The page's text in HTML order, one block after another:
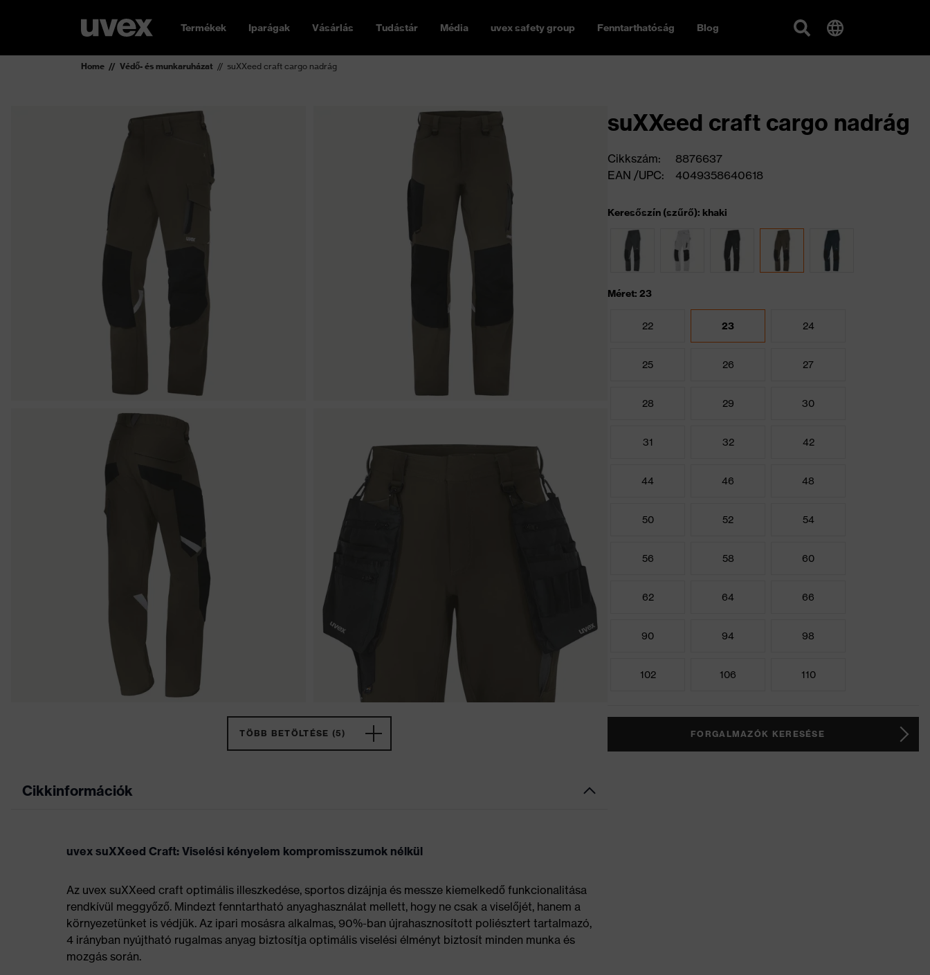
Termékek Iparágak Vásárlás Tudástár Média uvex safety group Fenntarthatóság Blog
Home Védő- és munkaruházat suXXeed craft cargo nadrág
TÖBB BETÖLTÉSE (5)
Cikkinformációk
uvex suXXeed Craft: Viselési kényelem kompromisszumok nélkül
Az uvex suXXeed craft optimális illeszkedése, sportos dizájnja és messze kiemelkedő funkcionalitása
rendkívül meggyőző. Mindezt fenntartható anyaghasználat mellett, hogy ne csak a viselőjét, hanem a
környezetünket is védjük. Az ipari mosásra alkalmas, 90%-ban újrahasznosított poliésztert tartalmazó,
4 irányban nyújtható rugalmas anyag biztosítja optimális viselési élményt biztosít minden munka és
mozgás során.
suXXeed craft cargo nadrág
Cikkszám:
8876637
EAN /UPC:
4049358640618
Keresőszín (szűrő): khaki
Méret: 23
22 23 24
25 26 27
28 29 30
31 32 42
44 46 48
50 52 54
56 58 60
62 64 66
90 94 98
102 106 110
FORGALMAZÓK KERESÉSE